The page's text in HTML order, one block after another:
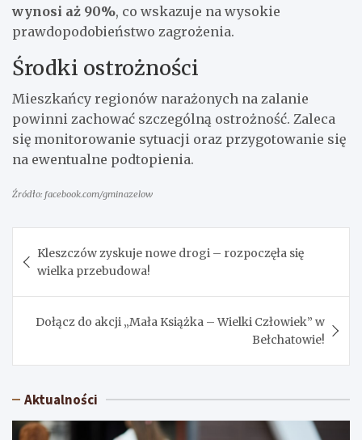
wynosi aż 90%, co wskazuje na wysokie
prawdopodobieństwo zagrożenia.
Środki ostrożności
Mieszkańcy regionów narażonych na zalanie
powinni zachować szczególną ostrożność. Zaleca
się monitorowanie sytuacji oraz przygotowanie się
na ewentualne podtopienia.
Źródło: facebook.com/gminazelow
wpisu
Kleszczów zyskuje nowe drogi – rozpoczęła się
wielka przebudowa!
Dołącz do akcji „Mała Książka – Wielki Człowiek” w
Bełchatowie!
Aktualności